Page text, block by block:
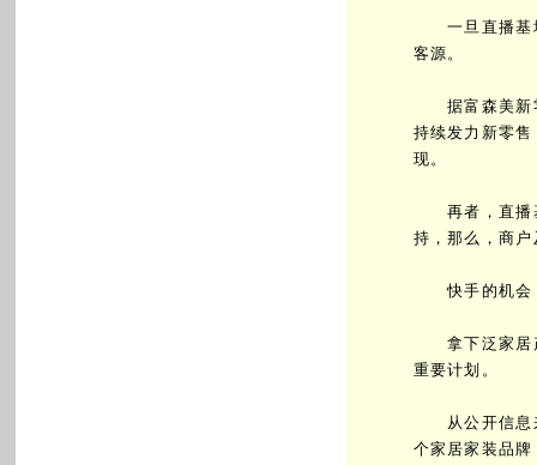
一旦直播基地
客源。
据富森美新零
持续发力新零
现。
再者，直播基
持，那么，商
快手的机会
拿下泛家居产
重要计划。
从公开信息来
个家居家装品